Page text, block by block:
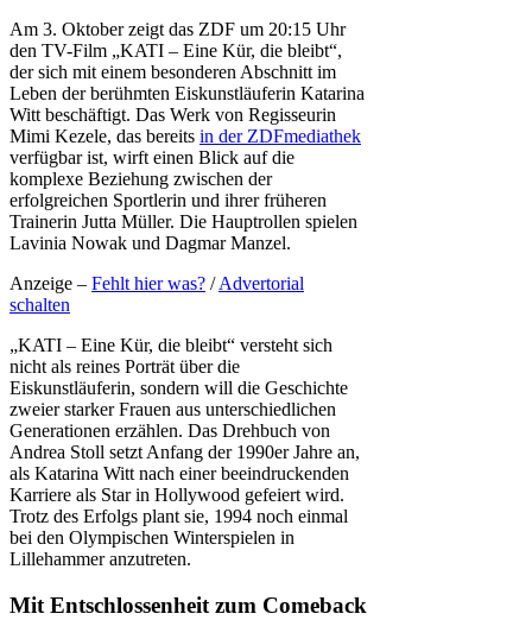
Am 3. Oktober zeigt das ZDF um 20:15 Uhr
den TV-Film „KATI – Eine Kür, die bleibt“,
der sich mit einem besonderen Abschnitt im
Leben der berühmten Eiskunstläuferin Katarina
Witt beschäftigt. Das Werk von Regisseurin
Mimi Kezele, das bereits in der ZDFmediathek
verfügbar ist, wirft einen Blick auf die
komplexe Beziehung zwischen der
erfolgreichen Sportlerin und ihrer früheren
Trainerin Jutta Müller. Die Hauptrollen spielen
Lavinia Nowak und Dagmar Manzel.
Anzeige – Fehlt hier was? /Advertorial
schalten
„KATI – Eine Kür, die bleibt“ versteht sich
nicht als reines Porträt über die
Eiskunstläuferin, sondern will die Geschichte
zweier starker Frauen aus unterschiedlichen
Generationen erzählen. Das Drehbuch von
Andrea Stoll setzt Anfang der 1990er Jahre an,
als Katarina Witt nach einer beeindruckenden
Karriere als Star in Hollywood gefeiert wird.
Trotz des Erfolgs plant sie, 1994 noch einmal
bei den Olympischen Winterspielen in
Lillehammer anzutreten.
Mit Entschlossenheit zum Comeback